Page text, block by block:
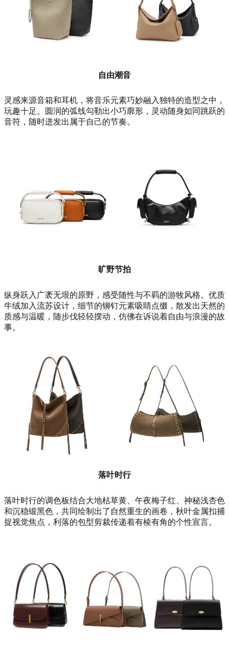
自由潮音
灵感来源音箱和耳机，将音乐元素巧妙融入独特的造型之中，
玩趣十足。圆润的弧线勾勒出小巧廓形，灵动随身如同跳跃的
音符，随时迸发出属于自己的节奏。
旷野节拍
纵身跃入广袤无垠的原野，感受随性与不羁的游牧风格。优质
牛绒加入流苏设计，细节的铆钉元素吸睛点缀，散发出天然的
质感与温暖，随步伐轻轻摆动，仿佛在诉说着自由与浪漫的故
事。
落叶时行
落叶时行的调色板结合大地枯草黄、午夜梅子红、神秘浅杏色
和沉稳锻黑色，共同绘制出了自然重生的画卷，秋叶金属扣捕
捉视觉焦点，利落的包型剪裁传递着有棱有角的个性宣言。